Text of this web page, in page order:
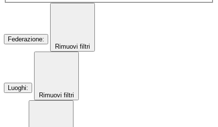
Federazione:
Rimuovi filtri
Luoghi:
Rimuovi filtri